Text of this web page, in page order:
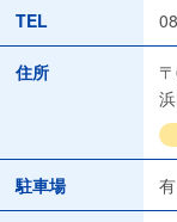
TEL
住所
駐車場